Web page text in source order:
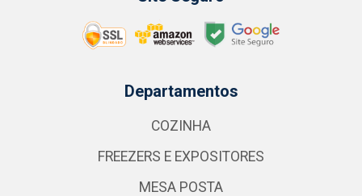
Departamentos
COZINHA
FREEZERS E EXPOSITORES
MESA POSTA